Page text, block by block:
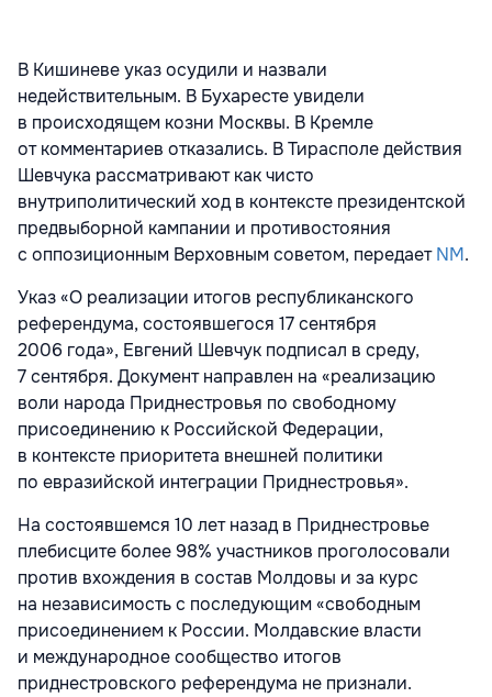
В Кишиневе указ осудили и назвали
недействительным. В Бухаресте увидели
в происходящем козни Москвы. В Кремле
от комментариев отказались. В Тирасполе действия
Шевчука рассматривают как чисто
внутриполитический ход в контексте президентской
предвыборной кампании и противостояния
с оппозиционным Верховным советом, передаетNM.
Указ «О реализации итогов республиканского
референдума, состоявшегося 17 сентября
2006 года», Евгений Шевчук подписал в среду,
7 сентября. Документ направлен на «реализацию
воли народа Приднестровья по свободному
присоединению к Российской Федерации,
в контексте приоритета внешней политики
по евразийской интеграции Приднестровья».
На состоявшемся 10 лет назад в Приднестровье
плебисците более 98% участников проголосовали
против вхождения в состав Молдовы и за курс
на независимость с последующим «свободным
присоединением к России. Молдавские власти
и международное сообщество итогов
приднестровского референдума не признали.